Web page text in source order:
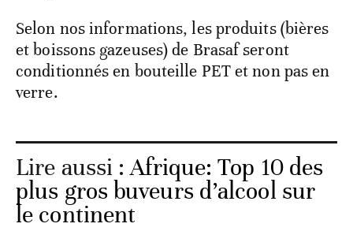
Selon nos informations, les produits (bières
et boissons gazeuses) de Brasaf seront
conditionnés en bouteille PET et non pas en
verre.
Lire aussi :Afrique: Top 10 des
plus gros buveurs d’alcool sur
le continent